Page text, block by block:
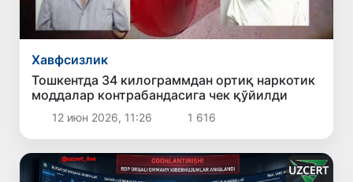
Хавфсизлик
Тошкентда 34 килограммдан ортиқ наркотик
моддалар контрабандасига чек қўйилди
12 июн 2026, 11:26 1 616